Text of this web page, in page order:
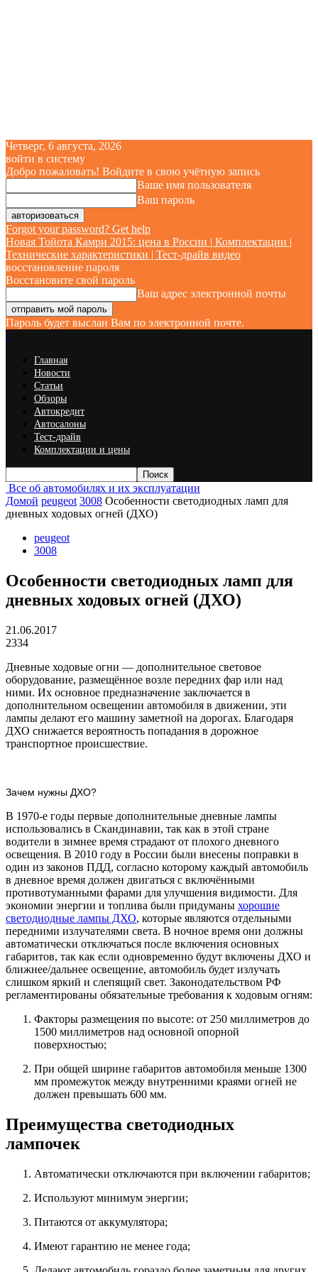
Четверг, 6 августа, 2026
войти в систему
Добро пожаловать! Войдите в свою учётную запись
Ваше имя пользователя
Ваш пароль
Forgot your password? Get help
Новая Тойота Камри 2015: цена в России | Комплектации |
Технические характеристики | Тест-драйв видео
восстановление пароля
Восстановите свой пароль
Ваш адрес электронной почты
Пароль будет выслан Вам по электронной почте.
Главная
Новости
Статьи
Обзоры
Автокредит
Автосалоны
Тест-драйв
Комплектации и цены
Все об автомобилях и их эксплуатации
Домой peugeot 3008 Особенности светодиодных ламп для
дневных ходовых огней (ДХО)
peugeot
3008
Особенности светодиодных ламп для
дневных ходовых огней (ДХО)
21.06.2017
2334
Дневные ходовые огни — дополнительное световое
оборудование, размещённое возле передних фар или над
ними. Их основное предназначение заключается в
дополнительном освещении автомобиля в движении, эти
лампы делают его машину заметной на дорогах. Благодаря
ДХО снижается вероятность попадания в дорожное
транспортное происшествие.
Зачем нужны ДХО?
В 1970-е годы первые дополнительные дневные лампы
использовались в Скандинавии, так как в этой стране
водители в зимнее время страдают от плохого дневного
освещения. В 2010 году в России были внесены поправки в
один из законов ПДД, согласно которому каждый автомобиль
в дневное время должен двигаться с включёнными
противотуманными фарами для улучшения видимости. Для
экономии энергии и топлива были придуманы хорошие
светодиодные лампы ДХО, которые являются отдельными
передними излучателями света. В ночное время они должны
автоматически отключаться после включения основных
габаритов, так как если одновременно будут включены ДХО и
ближнее/дальнее освещение, автомобиль будет излучать
слишком яркий и слепящий свет. Законодательством РФ
регламентированы обязательные требования к ходовым огням:
Факторы размещения по высоте: от 250 миллиметров до
1500 миллиметров над основной опорной
поверхностью;
При общей ширине габаритов автомобиля меньше 1300
мм промежуток между внутренними краями огней не
должен превышать 600 мм.
Преимущества светодиодных
лампочек
Автоматически отключаются при включении габаритов;
Используют минимум энергии;
Питаются от аккумулятора;
Имеют гарантию не менее года;